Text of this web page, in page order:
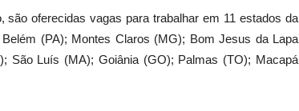
oferecidas vagas para trabalhar em 11 estados da
(PA); Montes Claros (MG); Bom Jesus da Lapa
São Luís (MA); Goiânia (GO); Palmas (TO); Macapá